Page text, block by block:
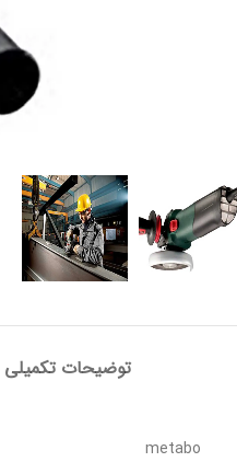
سنگ فرز
توضیحات تکمیلی
metabo